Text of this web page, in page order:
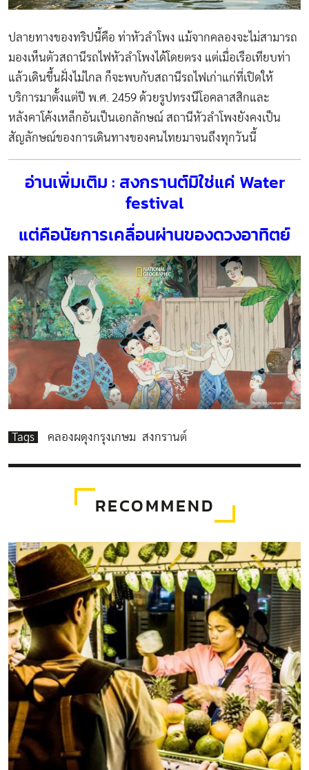
ปลายทางของทริปนี้คือ ท่าหัวลำโพง แม้จากคลองจะไม่สามารถ
มองเห็นตัวสถานีรถไฟหัวลำโพงได้โดยตรง แต่เมื่อเรือเทียบท่า
แล้วเดินขึ้นฝั่งไม่ไกล ก็จะพบกับสถานีรถไฟเก่าแก่ที่เปิดให้
บริการมาตั้งแต่ปี พ.ศ. 2459 ด้วยรูปทรงนีโอคลาสสิกและ
หลังคาโค้งเหล็กอันเป็นเอกลักษณ์ สถานีหัวลำโพงยังคงเป็น
สัญลักษณ์ของการเดินทางของคนไทยมาจนถึงทุกวันนี้
อ่านเพิ่มเติม : สงกรานต์มิใช่แค่ Water
festival
แต่คือนัยการเคลื่อนผ่านของดวงอาทิตย์
Tags คลองผดุงกรุงเกษม สงกรานต์
RECOMMEND